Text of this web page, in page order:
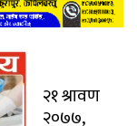
२१ श्रावण
२०७७,